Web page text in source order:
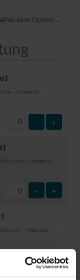
kr.)
– Material:
- +
)
– Material:
- +
)
– Material:
- +